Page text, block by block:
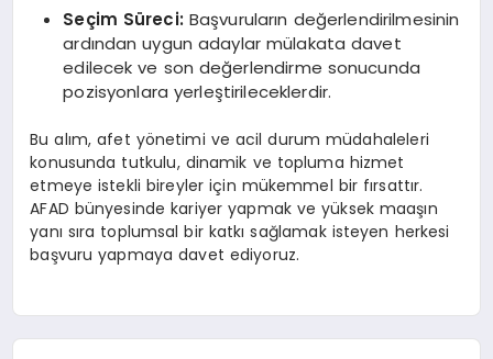
Seçim Süreci: Başvuruların değerlendirilmesinin
ardından uygun adaylar mülakata davet
edilecek ve son değerlendirme sonucunda
pozisyonlara yerleştirileceklerdir.
Bu alım, afet yönetimi ve acil durum müdahaleleri
konusunda tutkulu, dinamik ve topluma hizmet
etmeye istekli bireyler için mükemmel bir fırsattır.
AFAD bünyesinde kariyer yapmak ve yüksek maaşın
yanı sıra toplumsal bir katkı sağlamak isteyen herkesi
başvuru yapmaya davet ediyoruz.